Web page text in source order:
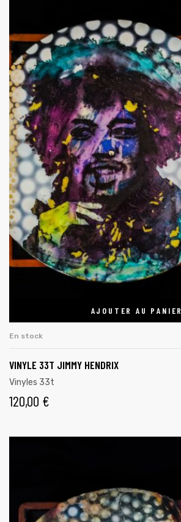
AJOUTER AU PANIER
En stock
VINYLE 33T JIMMY HENDRIX
Vinyles 33t
120,00 €